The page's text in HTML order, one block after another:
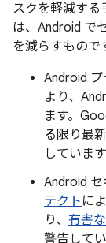
スクを軽減する
は、Android で
を減らすもので
Android
より、
ます。
る限り最
しています
Android セ
テクト に
り、 有害
警告して